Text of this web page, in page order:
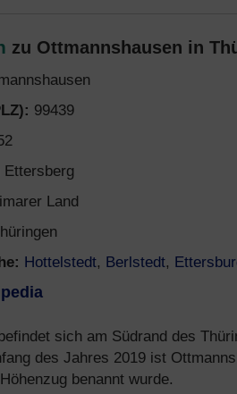
zu Ottmannshausen in
99439
Ettersberg
Land
Hottelstedt, Berlstedt,
sich am Südrand des
des Jahres 2019 ist
benannt wurde.